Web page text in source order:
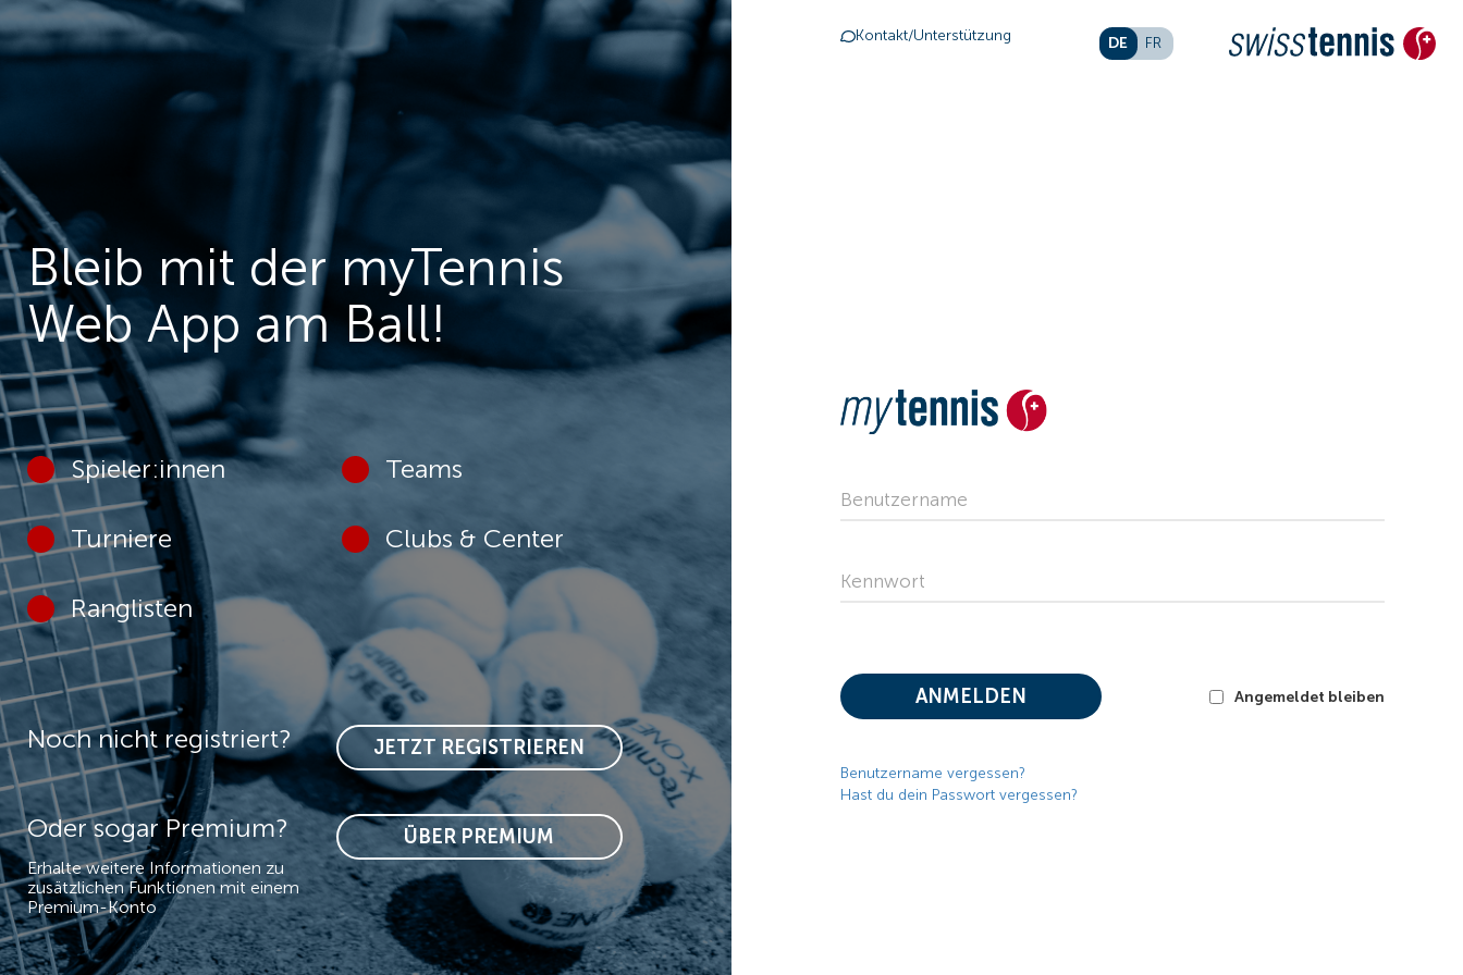
Bleib mit der myTennis
Web App am Ball!
Spieler:innen Teams
Turniere Clubs & Center
Ranglisten
Noch nicht registriert? JETZT REGISTRIEREN
Oder sogar Premium?
Erhalte weitere Informationen zu
zusätzlichen Funktionen mit einem
Premium-Konto
ÜBER PREMIUM
Kontakt/Unterstützung DE FR
Benutzername
Kennwort
Angemeldet bleiben
ANMELDEN
Benutzername vergessen?
Hast du dein Passwort vergessen?